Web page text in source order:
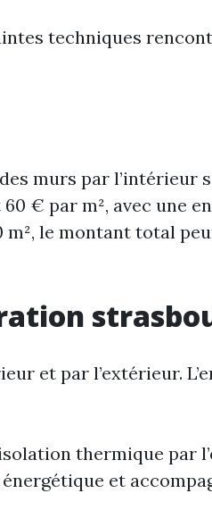
techniques
murs par l’intérieur
€ par m², avec une
le montant total
et par l’extérieur.
thermique par
et